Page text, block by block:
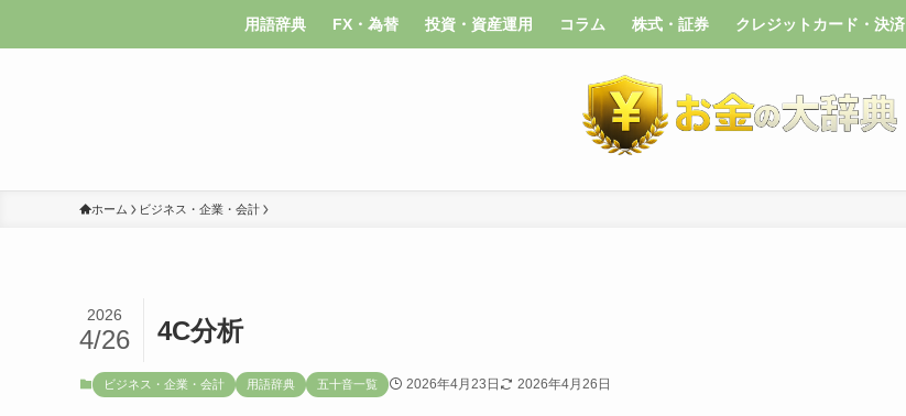
用語辞典 FX・為替 投資・資産運用 コラム 株式・証券 クレジットカード・決済
ホーム ビジネス・企業・会計
4C分析
2026
4/26
ビジネス・企業・会計 用語辞典 五十音一覧 2026年4月23日 2026年4月26日